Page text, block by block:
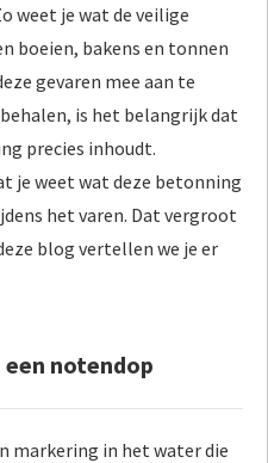
weet je wat de veilige
boeien, bakens en tonnen
gevaren mee aan te
is het belangrijk dat
precies inhoudt.
je weet wat deze betonning
het varen. Dat vergroot
blog vertellen we je er
notendop
markering in het water die